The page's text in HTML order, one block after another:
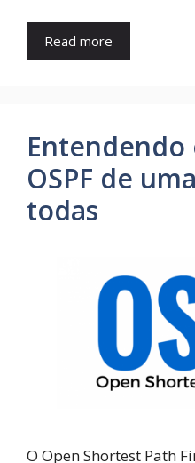
Read more
OSPF de
todas
O Open Shortest Path